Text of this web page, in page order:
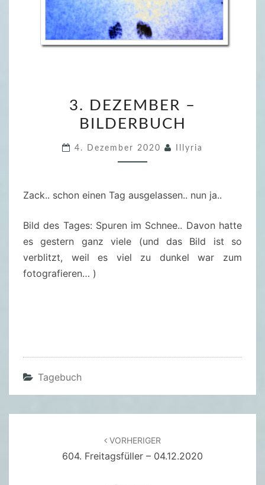
.
D
C
H
3. DEZEMBER –
BILDERBUCH
4. Dezember 2020 Illyria
Zack.. schon einen Tag ausgelassen.. nun ja..
Bild des Tages: Spuren im Schnee.. Davon hatte
es gestern ganz viele (und das Bild ist so
verblitzt, weil es viel zu dunkel war zum
fotografieren… )
Tagebuch
VORHERIGER
604. Freitagsfüller – 04.12.2020